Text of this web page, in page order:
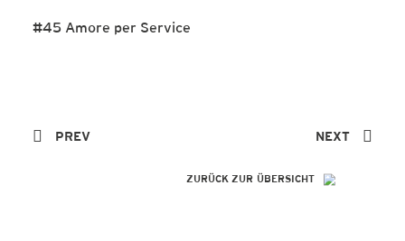
#45 Amore per Service
PREV NEXT
ZURÜCK ZUR ÜBERSICHT